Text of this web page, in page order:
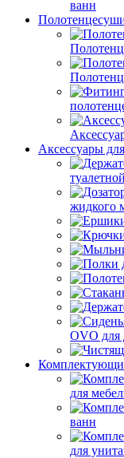
ванн
Аксессуары
жидкого
OVO для
для
ванн
для